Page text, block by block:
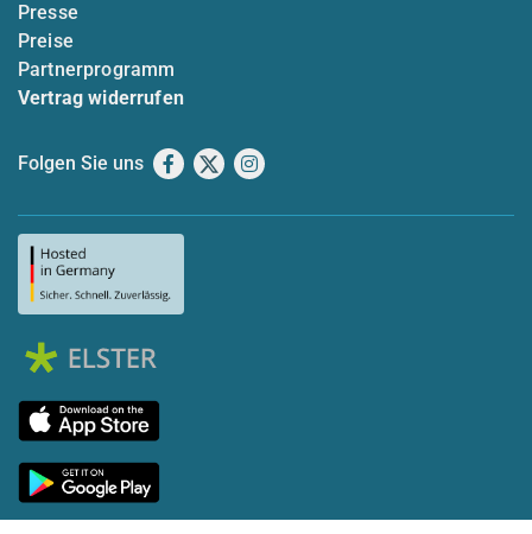
Presse
Preise
Partnerprogramm
Vertrag widerrufen
Folgen Sie uns Facebook
X Instagram